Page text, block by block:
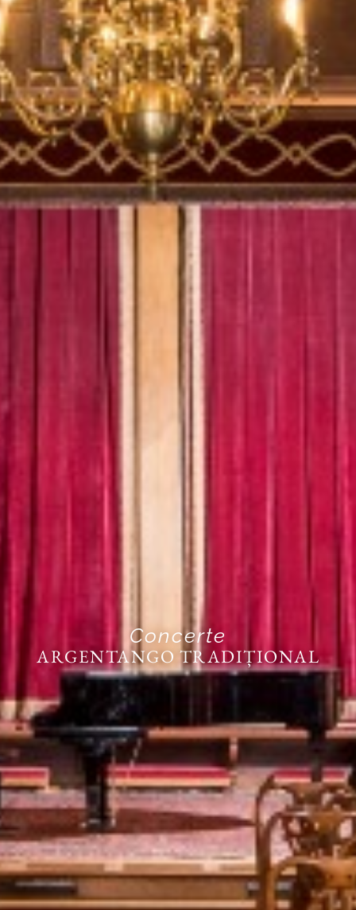
Concerte
ARGENTANGO TRADIȚIONAL